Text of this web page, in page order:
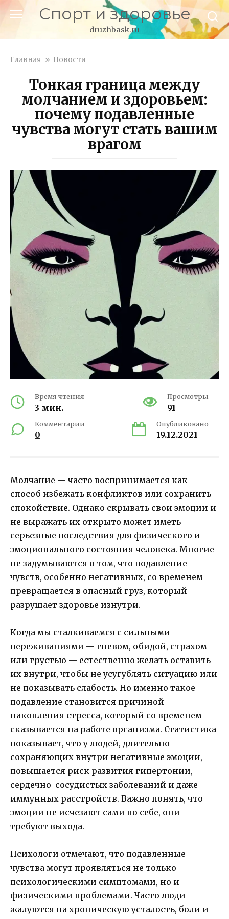
Спорт и здоровье
druzhbask.ru
Главная » Новости
Тонкая граница между
молчанием и здоровьем:
почему подавленные
чувства могут стать вашим
врагом
Время чтения
3 мин.
Просмотры
91
Комментарии
0
Опубликовано
19.12.2021
Молчание — часто воспринимается как
способ избежать конфликтов или сохранить
спокойствие. Однако скрывать свои эмоции и
не выражать их открыто может иметь
серьезные последствия для физического и
эмоционального состояния человека. Многие
не задумываются о том, что подавление
чувств, особенно негативных, со временем
превращается в опасный груз, который
разрушает здоровье изнутри.
Когда мы сталкиваемся с сильными
переживаниями — гневом, обидой, страхом
или грустью — естественно желать оставить
их внутри, чтобы не усугублять ситуацию или
не показывать слабость. Но именно такое
подавление становится причиной
накопления стресса, который со временем
сказывается на работе организма. Статистика
показывает, что у людей, длительно
сохраняющих внутри негативные эмоции,
повышается риск развития гипертонии,
сердечно-сосудистых заболеваний и даже
иммунных расстройств. Важно понять, что
эмоции не исчезают сами по себе, они
требуют выхода.
Психологи отмечают, что подавленные
чувства могут проявляться не только
психологическими симптомами, но и
физическими проблемами. Часто люди
жалуются на хроническую усталость, боли и